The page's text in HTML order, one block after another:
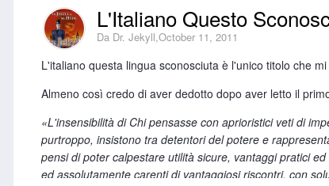
Fonte:La Bussola Quotidiana , 22/10/2011"
giusto ambito.
Nichi Vendola, invece, ha voluto prendere
tra tecnologia e vita quotidiana. Tuttavia fare del
che il manifesto della federazione romana di SEL, al
in quanto proprio in questi giorni nella mia regione
Possiamo anche discutere se il software libero possa
Pensa forse Vendola e la sua base elettorale che
Pensa che questo il paese si potrà confrontarsi con
L'Italiano Questo
Da Dr. Jekyll,October 11, 2011
L'italiano questa lingua sconosciuta è l'unico titolo che
Almeno così credo di aver dedotto dopo aver letto il
«L'insensibilità di Chi pensasse con aprioristici veti di
purtroppo, insistono tra detentori del potere e
pensi di poter calpestare utilità sicure, vantaggi pratici
ed assolutamente carenti di vantaggiosi riscontri, con